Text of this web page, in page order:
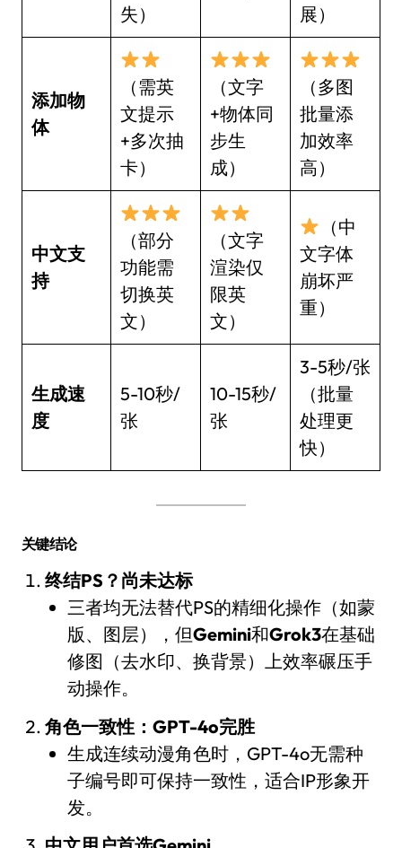
失）
展）
添加物
体
（需英
文提示
+多次抽
卡）
（文字
+物体同
步生
成）
（多图
批量添
加效率
高）
中文支
持
（部分
功能需
切换英
文）
（文字
渲染仅
限英
文）
（中
文字体
崩坏严
重）
生成速
度
5-10秒/
张
10-15秒/
张
3-5秒/张
（批量
处理更
快）
关键结论
终结PS？尚未达标
三者均无法替代PS的精细化操作（如蒙
版、图层），但Gemini和Grok3在基础
修图（去水印、换背景）上效率碾压手
动操作。
角色一致性：GPT-4o完胜
生成连续动漫角色时，GPT-4o无需种
子编号即可保持一致性，适合IP形象开
发。